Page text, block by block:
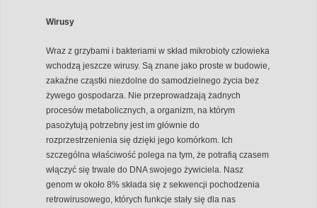
Wirusy
Wraz z grzybami i bakteriami w skład mikrobioty człowieka
wchodzą jeszcze wirusy. Są znane jako proste w budowie,
zakaźne cząstki niezdolne do samodzielnego życia bez
żywego gospodarza. Nie przeprowadzają żadnych
procesów metabolicznych, a organizm, na którym
pasożytują potrzebny jest im głównie do
rozprzestrzenienia się dzięki jego komórkom. Ich
szczególna właściwość polega na tym, że potrafią czasem
włączyć się trwale do DNA swojego żywiciela. Nasz
genom w około 8% składa się z sekwencji pochodzenia
retrowirusowego, których funkcje stały się dla nas